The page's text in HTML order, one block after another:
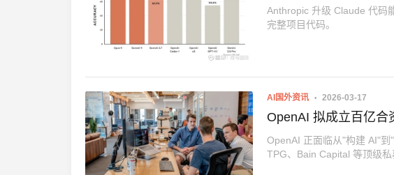
Anthropic 升级 Claude 代码
完整项目代码。
AI国外资讯 2026-03-17
OpenAI 拟成立百亿合
OpenAI 正面临从"构建 AI"
TPG、Bain Capital 等顶级私